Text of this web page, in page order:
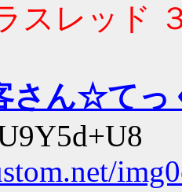
スレッド
さん☆てっ